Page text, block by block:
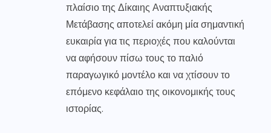
πλαίσιο της Δίκαιης Αναπτυξιακής
Μετάβασης αποτελεί ακόμη μία σημαντική
ευκαιρία για τις περιοχές που καλούνται
να αφήσουν πίσω τους το παλιό
παραγωγικό μοντέλο και να χτίσουν το
επόμενο κεφάλαιο της οικονομικής τους
ιστορίας.